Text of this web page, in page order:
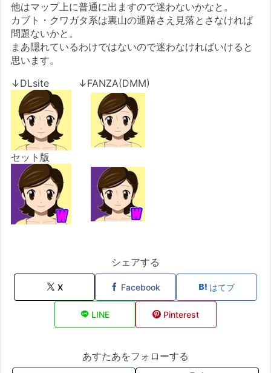
他はマップ上に普通に出ますので迷わないかなと。
カブト・クワガタ系は裏山の通路さえ見落とさなければ
問題ないかと。
まあ隠れているわけではないので迷わなければいけると
思います。
↓DLsite ↓FANZA(DMM)
セット版
シェアする
X Facebook はてブ
LINE Pinterest
あすたあをフォローする